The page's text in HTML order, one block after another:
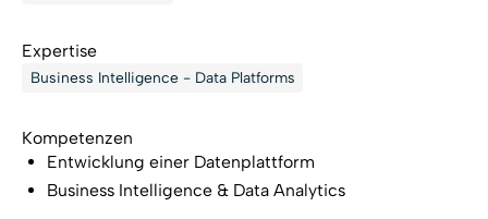
Expertise
Business Intelligence - Data Platforms
Kompetenzen
Entwicklung einer Datenplattform
Business Intelligence & Data Analytics